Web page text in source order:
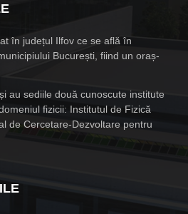
în județul Ilfov ce se află în
București, fiind un oraș-
au sediile două cunoscute institute
fizicii: Institutul de Fizică
de Cercetare-Dezvoltare pentru